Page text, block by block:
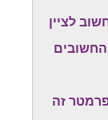
לציין
זה